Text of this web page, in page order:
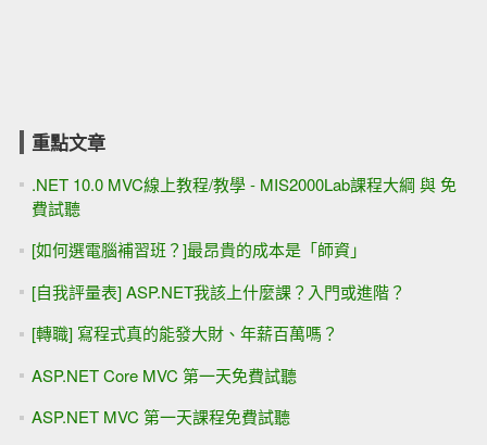
重點文章
.NET 10.0 MVC線上教程/教學 - MIS2000Lab課程大綱 與 免
費試聽
[如何選電腦補習班？]最昂貴的成本是「師資」
[自我評量表] ASP.NET我該上什麼課？入門或進階？
[轉職] 寫程式真的能發大財、年薪百萬嗎？
ASP.NET Core MVC 第一天免費試聽
ASP.NET MVC 第一天課程免費試聽